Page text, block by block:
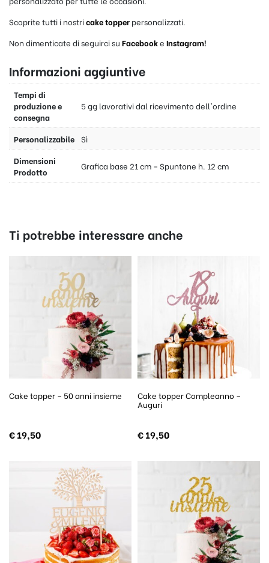
Scoprite tutti i nostricake topper personalizzati.
Non dimenticate di seguirci su Facebooke Instagram!
Informazioni aggiuntive
Tempi di
produzione e
consegna
5 gg lavorativi dal ricevimento dell'ordine
Personalizzabile Sì
Dimensioni
Prodotto
Grafica base 21 cm – Spuntone h. 12 cm
Ti potrebbe interessare anche
Cake topper – 50 anni insieme
€19,50
Cake topper Compleanno –
Auguri
€19,50